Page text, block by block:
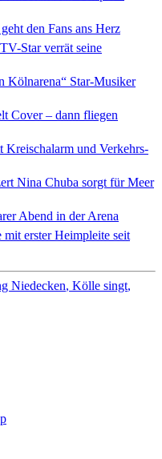
den Fans ans Herz
TV-Star verrät seine
Kölnarena“ Star-Musiker
Cover – dann fliegen
Kreischalarm und Verkehrs-
Nina Chuba sorgt für Meer
Abend in der Arena
mit erster Heimpleite seit
Niedecken Kölle singt